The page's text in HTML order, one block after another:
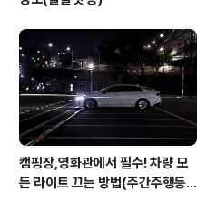
캠핑장,영화관에서 필수! 차량 모
든 라이트 끄는 방법(주간주행등D